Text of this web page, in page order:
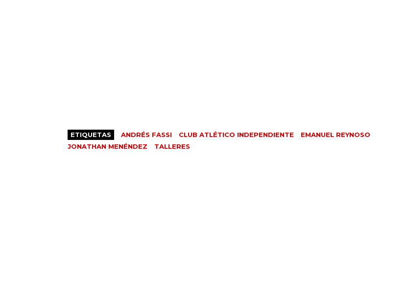
ETIQUETAS ANDRÉS FASSI CLUB ATLÉTICO INDEPENDIENTE
EMANUEL REYNOSO
JONATHAN MENÉNDEZ
TALLERES